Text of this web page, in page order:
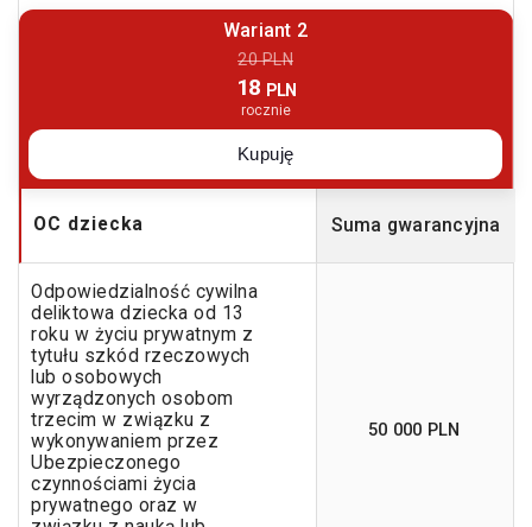
Wariant 2
20 PLN
18 PLN
rocznie
Kupuję
OC dziecka Suma gwarancyjna
Odpowiedzialność cywilna
deliktowa dziecka od 13
roku w życiu prywatnym z
tytułu szkód rzeczowych
lub osobowych
wyrządzonych osobom
trzecim w związku z
wykonywaniem przez
Ubezpieczonego
czynnościami życia
prywatnego oraz w
50 000 PLN